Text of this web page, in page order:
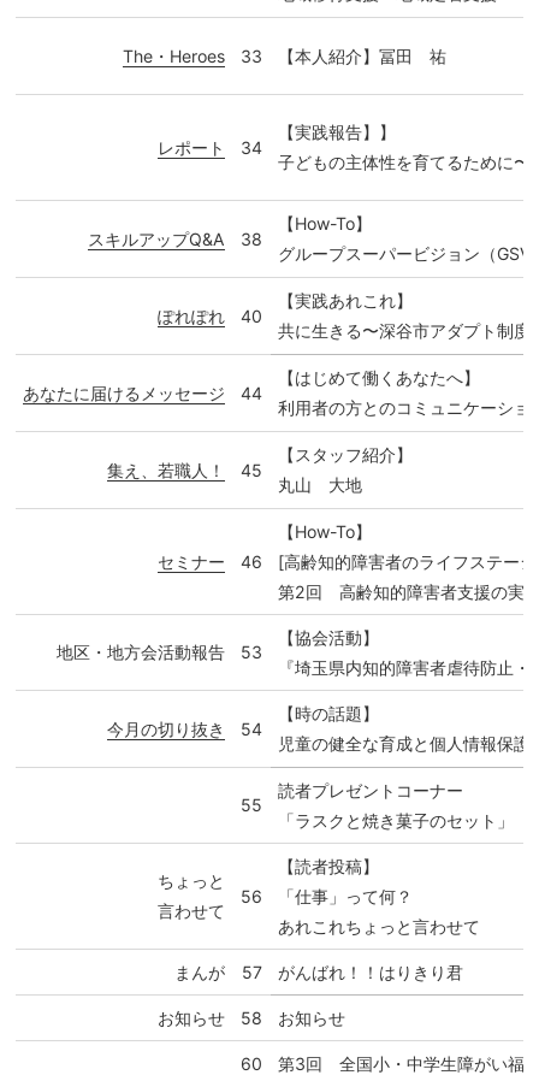
The・Heroes 33 【本人紹介】冨田 祐
レポート 34
【実践報告】】
子どもの主体性を育てるために
スキルアップQ&A 38
【How-To】
グループスーパービジョン（
ぽれぽれ 40
【実践あれこれ】
共に生きる〜深谷市アダプト制度
あなたに届けるメッセージ 44
【はじめて働くあなたへ】
利用者の方とのコミュニケーシ
集え、若職人！ 45
【スタッフ紹介】
丸山 大地
セミナー 46
【How-To】
[高齢知的障害者のライフステー
第2回 高齢知的障害者支援の実
地区・地方会活動報告 53
【協会活動】
『埼玉県内知的障害者虐待防止
今月の切り抜き 54
【時の話題】
児童の健全な育成と個人情報保護
55
読者プレゼントコーナー
「ラスクと焼き菓子のセット」
ちょっと
言わせて
56
【読者投稿】
「仕事」って何？
あれこれちょっと言わせて
まんが 57 がんばれ！！はりきり君
お知らせ 58 お知らせ
60 第3回 全国小・中学生障がい福